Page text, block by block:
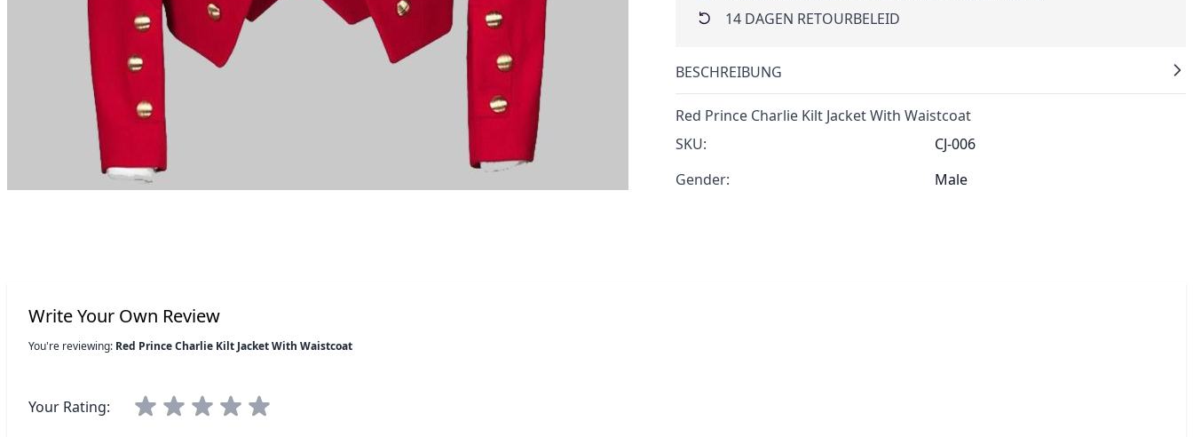
14 DAGEN RETOURBELEID
BESCHREIBUNG
Red Prince Charlie Kilt Jacket With Waistcoat
SKU:
CJ-006
Gender:
Male
Write Your Own Review
You're reviewing: Red Prince Charlie Kilt Jacket With Waistcoat
Your Rating: